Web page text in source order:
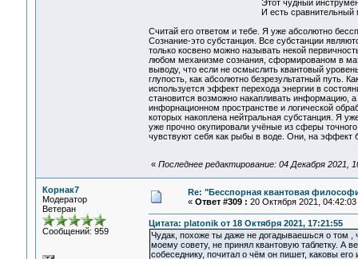
Этот чудный
И есть сравнительный
Считай его ответом и тебе. Я уже абсолютно
Сознание-это субстанция. Все субстанции
только косвено можно называть некой
любом механизме сознания, сформированом в
выводу, что если не осмыслить квантовый
глупость, как абсолютно безрезультатный путь.
используется эффект перехода энергии в
становится возможно накапливать информацию,
инфорнационном пространстве и логической
которых накоплена нейтральная субстанция. Я
уже прочно окупировали учёные из сферы
чувствуют себя как рыбы в воде. Они, на эффект
« Последнее редактирование: 04 Декабря 2021,
Корнак7
Модератор
Ветеран
Сообщений: 959
Re: "Бесспорная квантовая
« Ответ #309 : 20 Октября 2021, 04:42:03
Цитата: platonik от 18 Октября 2021, 17:21:55
Чудак, похоже ты даже не догадываешься о том ,
моему совету, не принял квантовую таблетку. А
собеседнику, почитал о чём он пишет, каковы